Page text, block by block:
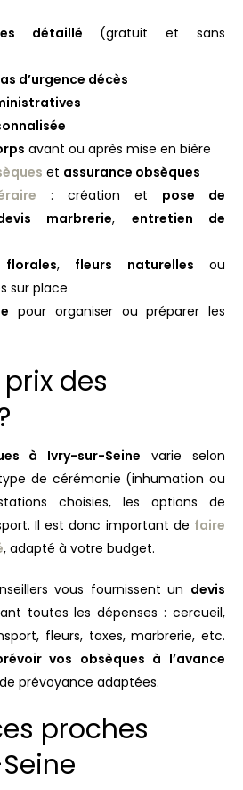
détaillé (gratuit et sans
d’urgence décès
avant ou après mise en bière
et assurance obsèques
: création et pose de
marbrerie, entretien de
, fleurs naturelles ou
sur place
pour organiser ou préparer les
des
à Ivry-sur-Seine varie selon
de cérémonie (inhumation ou
choisies, les options de
Il est donc important de faire
, adapté à votre budget.
vous fournissent un devis
toutes les dépenses : cercueil,
fleurs, taxes, marbrerie, etc.
vos obsèques à l’avance
prévoyance adaptées.
proches